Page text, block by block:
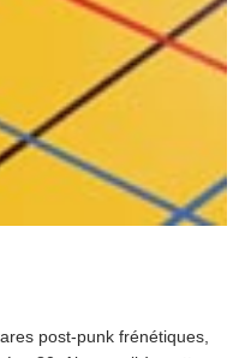
post-punk frénétiques,